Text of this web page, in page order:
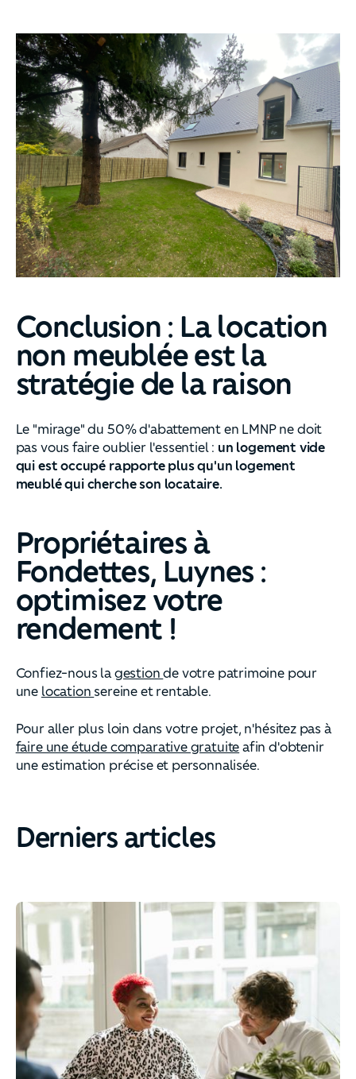
Conclusion : La location
non meublée est la
stratégie de la raison
Le "mirage" du 50% d'abattement en LMNP ne doit
pas vous faire oublier l'essentiel : un logement vide
qui est occupé rapporte plus qu'un logement
meublé qui cherche son locataire.
Propriétaires à
Fondettes, Luynes :
optimisez votre
rendement !
Confiez-nous lagestionde votre patrimoine pour
une location sereine et rentable.
Pour aller plus loin dans votre projet, n'hésitez pas à
faire une étude comparative gratuiteafin d'obtenir
une estimation précise et personnalisée.
Derniers articles